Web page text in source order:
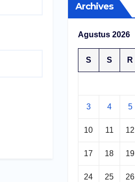
Archives
Agustus 2026
S S R
3 4 5
10 11 12
17 18 19
24 25 26